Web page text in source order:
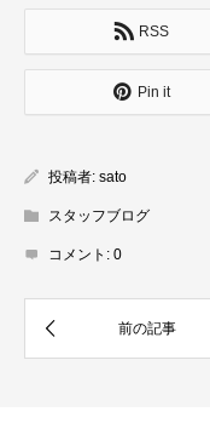
RSS
Pin it
投稿者: sato
スタッフブログ
コメント: 0